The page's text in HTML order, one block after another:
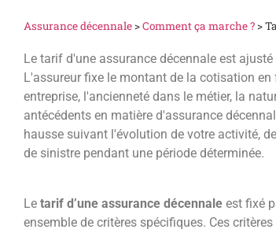
Assurance décennale>Comment ça marche ?>
Le tarif d'une assurance décennale est
L'assureur fixe le montant de la cotisation
entreprise, l'ancienneté dans le métier, la
antécédents en matière d'assurance
hausse suivant l'évolution de votre activité,
de sinistre pendant une période déterminée.
Le tarif d’une assurance décennale est fixé
ensemble de critères spécifiques. Ces